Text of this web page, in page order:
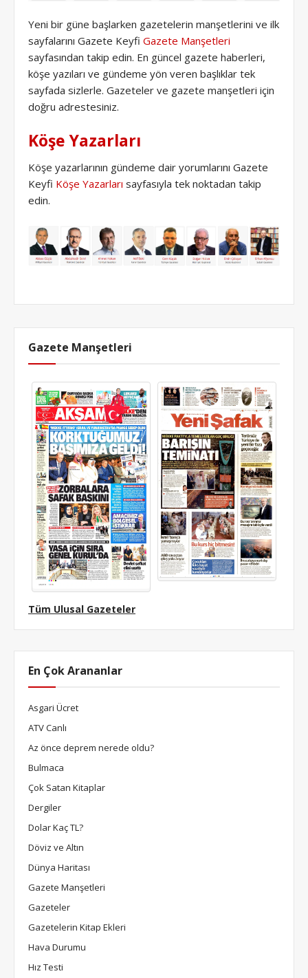
Yeni bir güne başlarken gazetelerin manşetlerini ve ilk
sayfalarını Gazete Keyfi Gazete Manşetleri
sayfasından takip edin. En güncel gazete haberleri,
köşe yazıları ve gündeme yön veren başlıklar tek
sayfada sizlerle. Gazeteler ve gazete manşetleri için
doğru adrestesiniz.
Köşe Yazarları
Köşe yazarlarının gündeme dair yorumlarını Gazete
Keyfi Köşe Yazarları sayfasıyla tek noktadan takip
edin.
Gazete Manşetleri
Tüm Ulusal Gazeteler
En Çok Arananlar
Asgari Ücret
ATV Canlı
Az önce deprem nerede oldu?
Bulmaca
Çok Satan Kitaplar
Dergiler
Dolar Kaç TL?
Döviz ve Altın
Dünya Haritası
Gazete Manşetleri
Gazeteler
Gazetelerin Kitap Ekleri
Hava Durumu
Hız Testi